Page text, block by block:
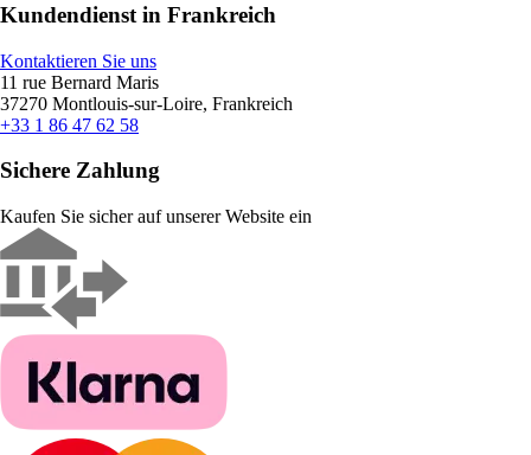
Kundendienst in Frankreich
Kontaktieren Sie uns
11 rue Bernard Maris
37270 Montlouis-sur-Loire, Frankreich
+33 1 86 47 62 58
Sichere Zahlung
Kaufen Sie sicher auf unserer Website ein